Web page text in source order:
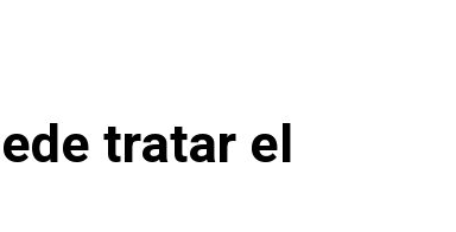
tratar el